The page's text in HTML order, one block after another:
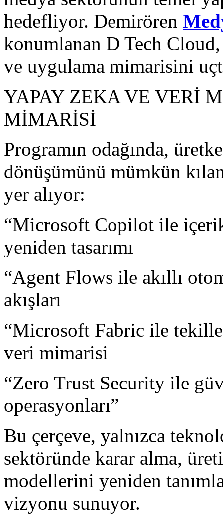
hedefliyor. Demirören
konumlanan D Tech
ve uygulama mimarisini
YAPAY ZEKA VE VERİ
MİMARİSİ
Programın odağında,
dönüşümünü mümkün
yer alıyor:
“Microsoft Copilot ile
yeniden tasarımı
“Agent Flows ile akıllı
akışları
“Microsoft Fabric ile
veri mimarisi
“Zero Trust Security ile
operasyonları”
Bu çerçeve, yalnızca
sektöründe karar alma,
modellerini yeniden
vizyonu sunuyor.